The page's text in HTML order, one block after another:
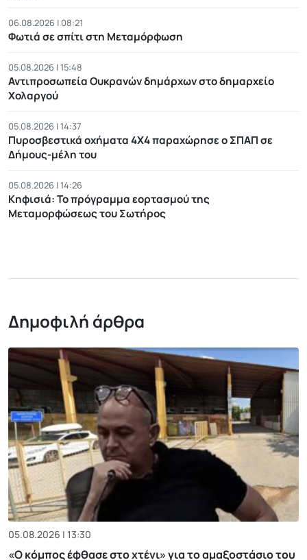
06.08.2026 | 08:21
Φωτιά σε σπίτι στη Μεταμόρφωση
05.08.2026 | 15:48
Αντιπροσωπεία Ουκρανών δημάρχων στο δημαρχείο
Χολαργού
05.08.2026 | 14:37
Πυροσβεστικά οχήματα 4Χ4 παραχώρησε ο ΣΠΑΠ σε
Δήμους-μέλη του
05.08.2026 | 14:26
Κηφισιά: Το πρόγραμμα εορτασμού της
Μεταμορφώσεως του Σωτήρος
Δημοφιλή άρθρα
05.08.2026 | 13:30
«Ο κόμπος έφθασε στο χτένι» για το αμαξοστάσιο του